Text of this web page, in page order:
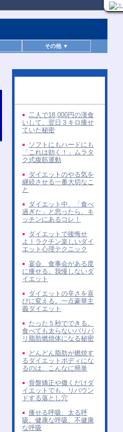
その他 ▼
二人で18,000円の漢食
いして、翌日３キロ痩せ
ていた秘密
ソフトにもハードにも
「これは効く！」ムラタ
ク式腹筋運動
ダイエットのやる気を
継続させる一番大切なこ
と
ダイエット中、「食べ
過ぎた」と思ったら、キ
ッチンにあるコレ！
ダイエットで後悔せ
よ！ラクチン楽しいダイ
エット心理テクニック
宴会、食事会がある度
に痩せる。我慢しないダ
イエット
ダイエットの辛さを喜
びに変える。一点豪華主
義ダイエット
たった５秒でできる。
食べても太らないバリバ
リ脂肪燃焼体になる秘密
どんどん脂肪が燃焼す
るダイエットボディにな
るのは、こんなに簡単
骨盤矯正や撒くだけダ
イエットでも、リバウン
ドする落とし穴
痩せる呼吸、太る呼
吸。健康な呼吸、不健康
な呼吸